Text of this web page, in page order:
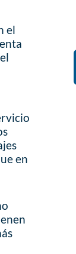
el
en